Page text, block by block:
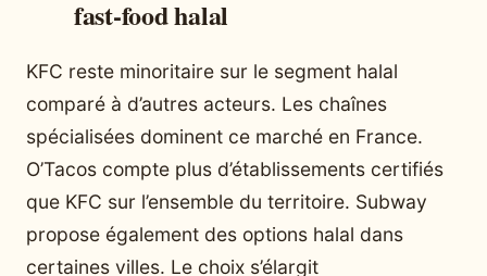
fast-food halal
KFC reste minoritaire sur le segment halal
comparé à d’autres acteurs. Les chaînes
spécialisées dominent ce marché en France.
O’Tacos compte plus d’établissements certifiés
que KFC sur l’ensemble du territoire. Subway
propose également des options halal dans
certaines villes. Le choix s’élargit